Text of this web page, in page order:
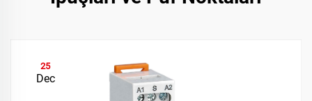
25
Dec